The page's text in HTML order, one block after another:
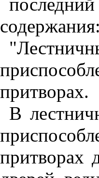
содержания:
притворах.
В
притворах